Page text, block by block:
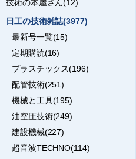
技術の本屋さん(12)
日工の技術雑誌(3977)
最新号一覧(15)
定期購読(16)
プラスチックス(196)
配管技術(251)
機械と工具(195)
油空圧技術(249)
建設機械(227)
超音波TECHNO(114)